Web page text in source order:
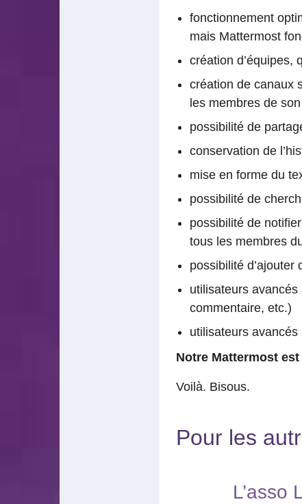
fonctionnement
mais Mattermost
création d’équipes,
création de canaux
les membres de
possibilité de
conservation de
mise en forme du
possibilité de
possibilité de
tous les membres
possibilité d’ajouter
utilisateurs avancés
commentaire, etc.)
utilisateurs
Notre Mattermost
Voilà. Bisous.
Pour les
L’asso